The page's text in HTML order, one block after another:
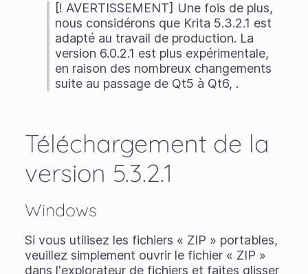
[! AVERTISSEMENT] Une fois de plus,
nous considérons que Krita 5.3.2.1 est
adapté au travail de production. La
version 6.0.2.1 est plus expérimentale,
en raison des nombreux changements
suite au passage de Qt5 à Qt6, .
Téléchargement de la
version 5.3.2.1
Windows
Si vous utilisez les fichiers « ZIP » portables,
veuillez simplement ouvrir le fichier « ZIP »
dans l'explorateur de fichiers et faites glisser